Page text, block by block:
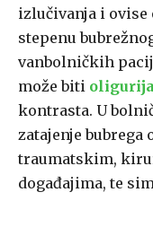
izlučivanja i
stepenu
vanbolničkih
može biti
kontrasta. U
zatajenje bubrega
traumatskim,
događajima, te